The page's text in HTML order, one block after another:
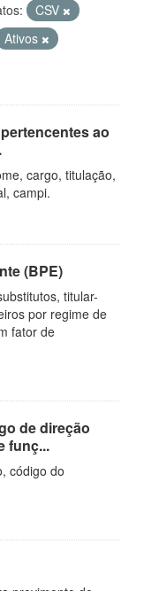
CSV
Ativos
ao
cargo, titulação,
campi.
(BPE)
titular-
por regime de
fator de
de direção
funç...
código do